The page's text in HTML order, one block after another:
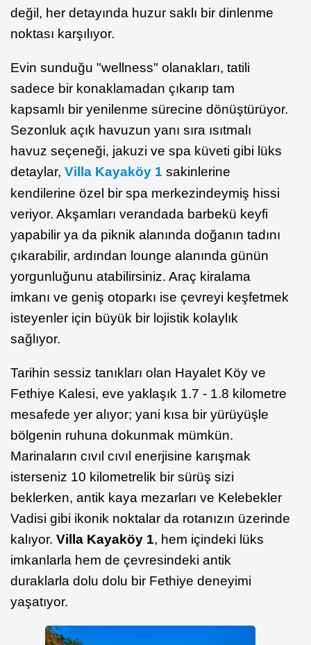
değil, her detayında huzur saklı bir dinlenme
noktası karşılıyor.
Evin sunduğu "wellness" olanakları, tatili
sadece bir konaklamadan çıkarıp tam
kapsamlı bir yenilenme sürecine dönüştürüyor.
Sezonluk açık havuzun yanı sıra ısıtmalı
havuz seçeneği, jakuzi ve spa küveti gibi lüks
detaylar, Villa Kayaköy 1 sakinlerine
kendilerine özel bir spa merkezindeymiş hissi
veriyor. Akşamları verandada barbekü keyfi
yapabilir ya da piknik alanında doğanın tadını
çıkarabilir, ardından lounge alanında günün
yorgunluğunu atabilirsiniz. Araç kiralama
imkanı ve geniş otoparkı ise çevreyi keşfetmek
isteyenler için büyük bir lojistik kolaylık
sağlıyor.
Tarihin sessiz tanıkları olan Hayalet Köy ve
Fethiye Kalesi, eve yaklaşık 1.7 - 1.8 kilometre
mesafede yer alıyor; yani kısa bir yürüyüşle
bölgenin ruhuna dokunmak mümkün.
Marinaların cıvıl cıvıl enerjisine karışmak
isterseniz 10 kilometrelik bir sürüş sizi
beklerken, antik kaya mezarları ve Kelebekler
Vadisi gibi ikonik noktalar da rotanızın üzerinde
kalıyor. Villa Kayaköy 1, hem içindeki lüks
imkanlarla hem de çevresindeki antik
duraklarla dolu dolu bir Fethiye deneyimi
yaşatıyor.